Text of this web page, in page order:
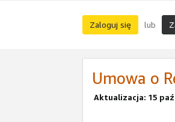
Zaloguj się lub
Umowa o
Aktualizacja: 15